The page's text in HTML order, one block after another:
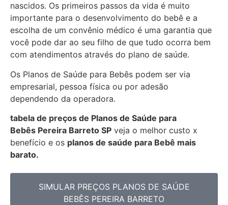
nascidos. Os primeiros passos da vida é muito
importante para o desenvolvimento do bebê e a
escolha de um convênio médico é uma garantia que
você pode dar ao seu filho de que tudo ocorra bem
com atendimentos através do plano de saúde.
Os Planos de Saúde para Bebês podem ser via
empresarial, pessoa física ou por adesão
dependendo da operadora.
tabela de preços de Planos de Saúde para
Bebês Pereira Barreto SP veja o melhor custo x
benefício e os planos de saúde para Bebê mais
barato.
SIMULAR PREÇOS PLANOS DE SAÚDE
BEBÊS PEREIRA BARRETO